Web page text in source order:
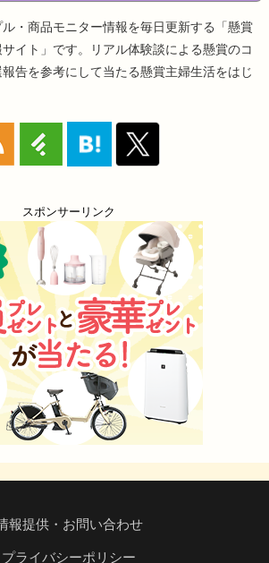
・商品モニター情報を毎日更新する「懸賞
イト」です。リアル体験談による懸賞のコ
告を参考にして当たる懸賞主婦生活をはじ
スポンサーリンク
報提供・お問い合わせ
プライバシーポリシー